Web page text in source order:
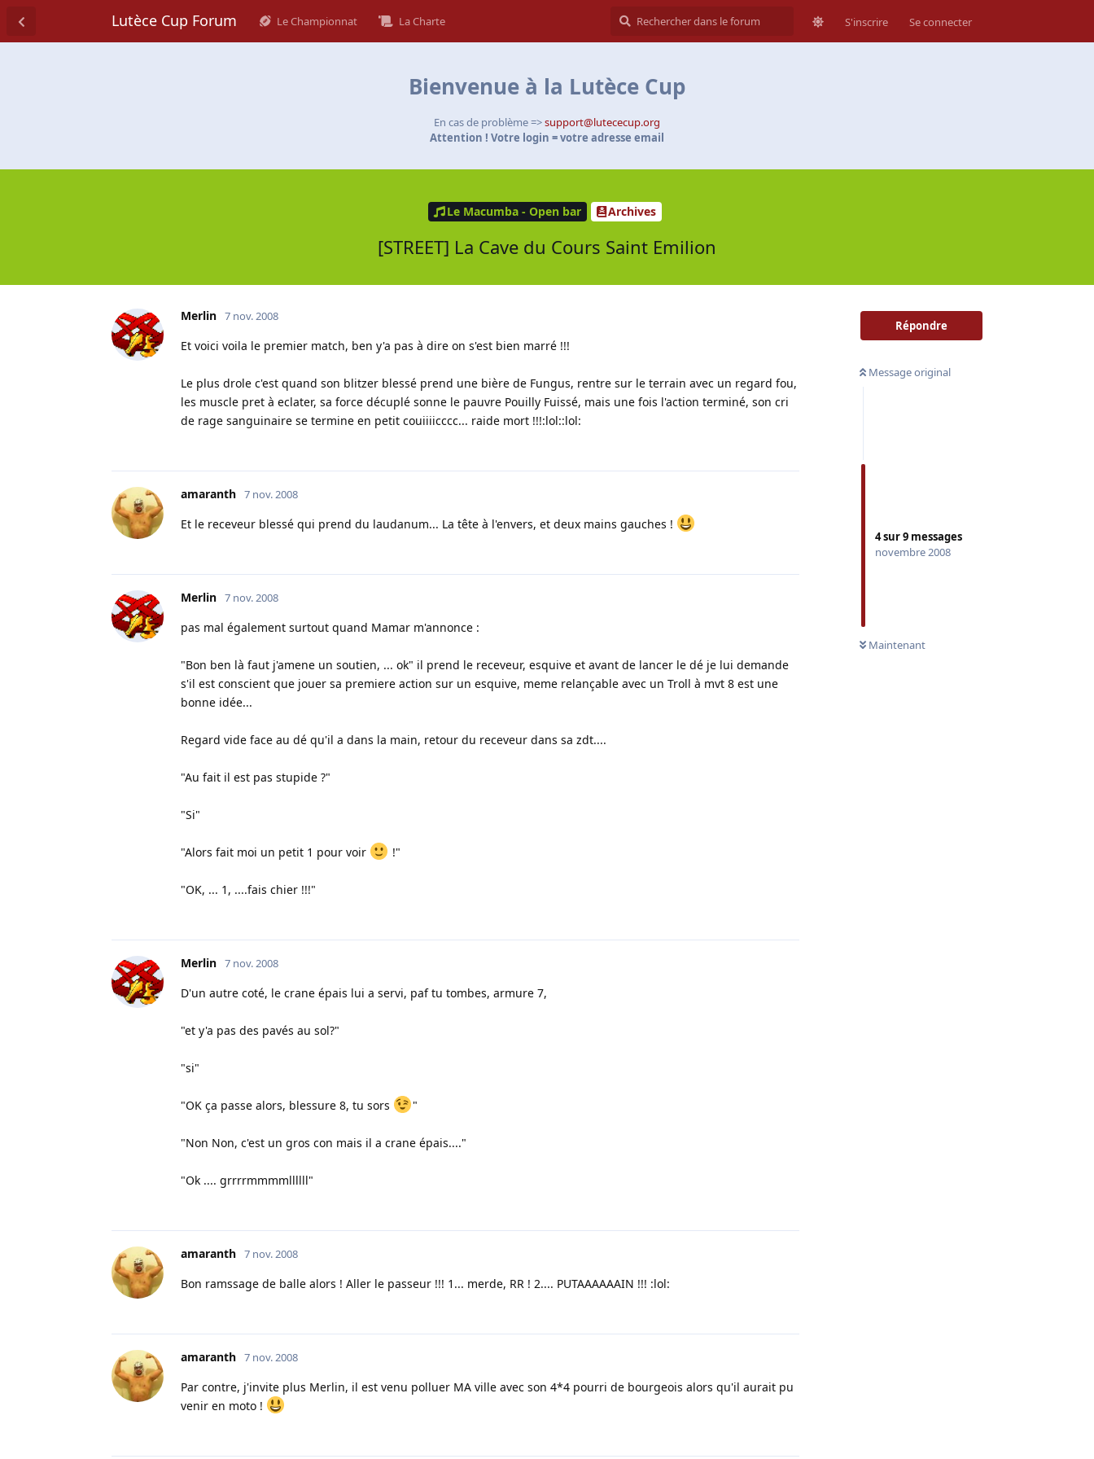
Lutèce Cup Forum Le Championnat La Charte S'inscrire Se connecter
Bienvenue à la Lutèce Cup
En cas de problème =>support@lutececup.org
Attention ! Votre login = votre adresse email
Le Macumba - Open bar Archives
[STREET] La Cave du Cours Saint Emilion
Répondre
Message original
4sur9 messages
novembre 2008
Maintenant
Merlin 7 nov. 2008
Et voici voila le premier match, ben y'a pas à dire on s'est bien marré !!!
Le plus drole c'est quand son blitzer blessé prend une bière de Fungus, rentre sur le terrain avec un regard fou,
les muscle pret à eclater, sa force décuplé sonne le pauvre Pouilly Fuissé, mais une fois l'action terminé, son cri
de rage sanguinaire se termine en petit couiiiicccc... raide mort !!!:lol::lol:
amaranth 7 nov. 2008
Et le receveur blessé qui prend du laudanum... La tête à l'envers, et deux mains gauches !
Merlin 7 nov. 2008
pas mal également surtout quand Mamar m'annonce :
"Bon ben là faut j'amene un soutien, ... ok" il prend le receveur, esquive et avant de lancer le dé je lui demande
s'il est conscient que jouer sa premiere action sur un esquive, meme relançable avec un Troll à mvt 8 est une
bonne idée...
Regard vide face au dé qu'il a dans la main, retour du receveur dans sa zdt....
"Au fait il est pas stupide ?"
"Si"
"Alors fait moi un petit 1 pour voir !"
"OK, ... 1, ....fais chier !!!"
Merlin 7 nov. 2008
D'un autre coté, le crane épais lui a servi, paf tu tombes, armure 7,
"et y'a pas des pavés au sol?"
"si"
"OK ça passe alors, blessure 8, tu sors "
"Non Non, c'est un gros con mais il a crane épais...."
"Ok .... grrrrmmmmllllll"
amaranth 7 nov. 2008
Bon ramssage de balle alors ! Aller le passeur !!! 1... merde, RR ! 2.... PUTAAAAAAIN !!! :lol:
amaranth 7 nov. 2008
Par contre, j'invite plus Merlin, il est venu polluer MA ville avec son 4*4 pourri de bourgeois alors qu'il aurait pu
venir en moto !